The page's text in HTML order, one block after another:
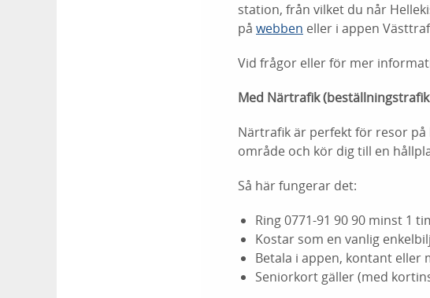
station, från vilket du når
på webben eller i appen
Vid frågor eller för mer
Med Närtrafik
Närtrafik är perfekt för resor
område och kör dig till en
Så här fungerar det:
Ring 0771-91 90 90 minst 1
Kostar som en vanlig
Betala i appen, kontant eller
Seniorkort gäller (med